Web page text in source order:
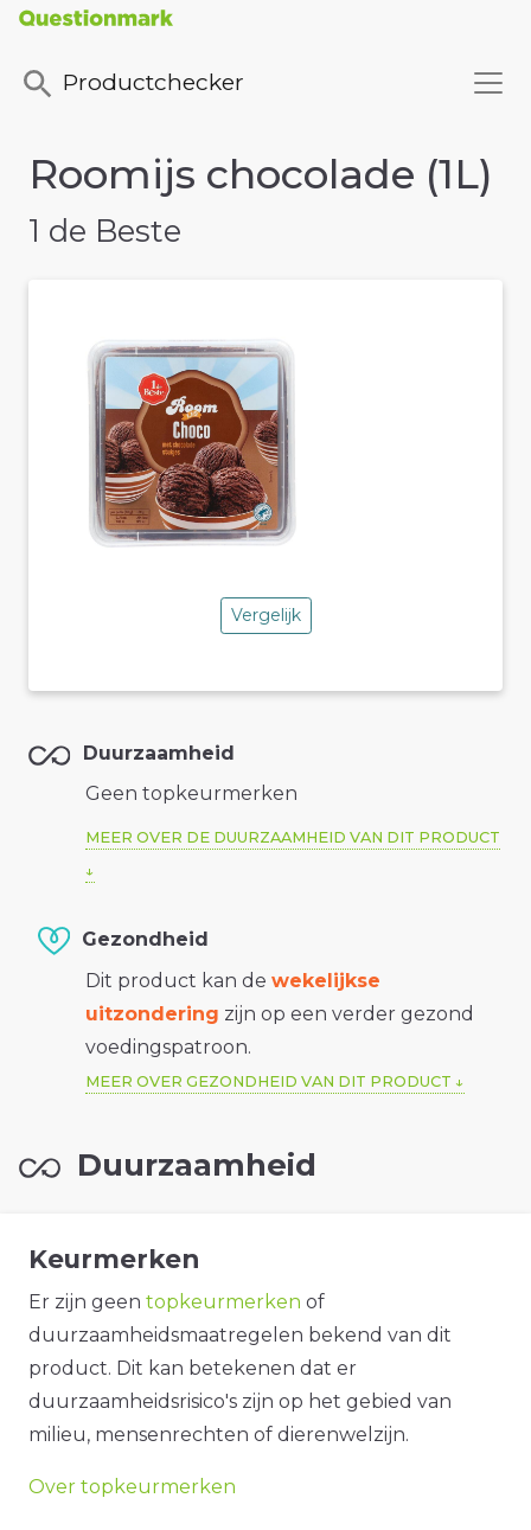
Productchecker
Roomijs chocolade (1L)
1 de Beste
Vergelijk
Duurzaamheid
Geen topkeurmerken
MEER OVER DE DUURZAAMHEID VAN DIT PRODUCT
Gezondheid
Dit product kan de wekelijkse
uitzondering zijn op een verder gezond
voedingspatroon.
MEER OVER GEZONDHEID VAN DIT PRODUCT
Duurzaamheid
Keurmerken
Er zijn geen topkeurmerken of
duurzaamheidsmaatregelen bekend van dit
product. Dit kan betekenen dat er
duurzaamheidsrisico's zijn op het gebied van
milieu, mensenrechten of dierenwelzijn.
Over topkeurmerken